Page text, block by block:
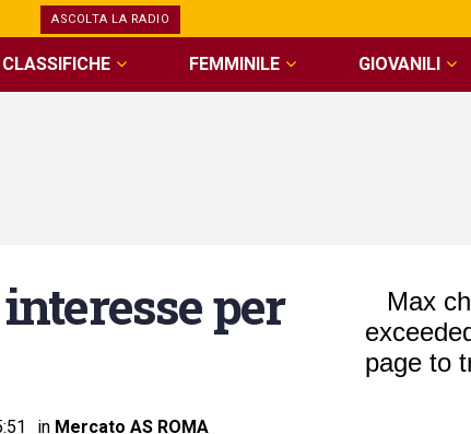
ASCOLTA LA RADIO
FEMMINILE GIOVANILI
per
in Mercato AS ROMA